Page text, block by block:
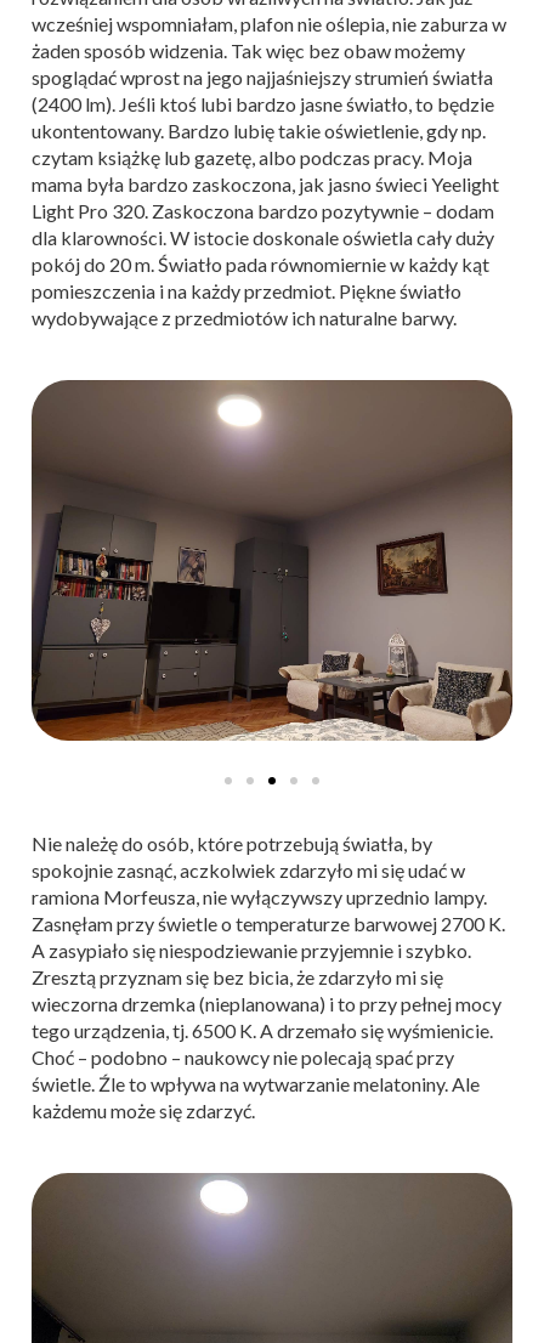
wcześniej wspomniałam, plafon nie oślepia, nie zaburza w
żaden sposób widzenia. Tak więc bez obaw możemy
spoglądać wprost na jego najjaśniejszy strumień światła
(2400 lm). Jeśli ktoś lubi bardzo jasne światło, to będzie
ukontentowany. Bardzo lubię takie oświetlenie, gdy np.
czytam książkę lub gazetę, albo podczas pracy. Moja
mama była bardzo zaskoczona, jak jasno świeci Yeelight
Light Pro 320. Zaskoczona bardzo pozytywnie – dodam
dla klarowności. W istocie doskonale oświetla cały duży
pokój do 20 m. Światło pada równomiernie w każdy kąt
pomieszczenia i na każdy przedmiot. Piękne światło
wydobywające z przedmiotów ich naturalne barwy.
Nie należę do osób, które potrzebują światła, by
spokojnie zasnąć, aczkolwiek zdarzyło mi się udać w
ramiona Morfeusza, nie wyłączywszy uprzednio lampy.
Zasnęłam przy świetle o temperaturze barwowej 2700 K.
A zasypiało się niespodziewanie przyjemnie i szybko.
Zresztą przyznam się bez bicia, że zdarzyło mi się
wieczorna drzemka (nieplanowana) i to przy pełnej mocy
tego urządzenia, tj. 6500 K. A drzemało się wyśmienicie.
Choć – podobno – naukowcy nie polecają spać przy
świetle. Źle to wpływa na wytwarzanie melatoniny. Ale
każdemu może się zdarzyć.